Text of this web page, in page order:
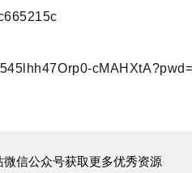
信公众号获取更多优秀资源